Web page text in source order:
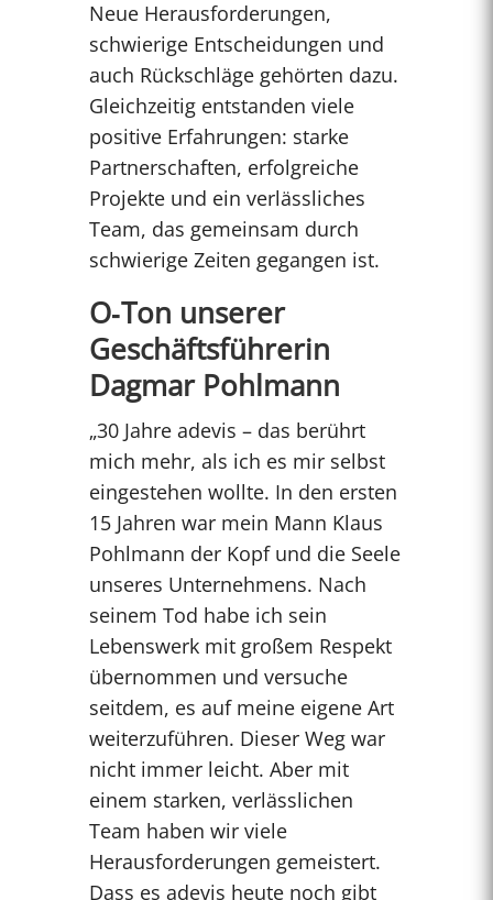
Neue Herausforderungen,
schwierige Entscheidungen und
auch Rückschläge gehörten dazu.
Gleichzeitig entstanden viele
positive Erfahrungen: starke
Partnerschaften, erfolgreiche
Projekte und ein verlässliches
Team, das gemeinsam durch
schwierige Zeiten gegangen ist.
O‑Ton unserer
Geschäftsführerin
Dagmar Pohlmann
„30 Jahre adevis – das berührt
mich mehr, als ich es mir selbst
eingestehen wollte. In den ersten
15 Jahren war mein Mann Klaus
Pohlmann der Kopf und die Seele
unseres Unternehmens. Nach
seinem Tod habe ich sein
Lebenswerk mit großem Respekt
übernommen und versuche
seitdem, es auf meine eigene Art
weiterzuführen. Dieser Weg war
nicht immer leicht. Aber mit
einem starken, verlässlichen
Team haben wir viele
Herausforderungen gemeistert.
Dass es adevis heute noch gibt